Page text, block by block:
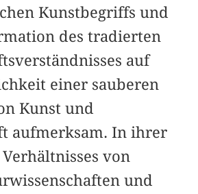
Kunstbegriffs und
des tradierten
auf
einer sauberen
Kunst und
aufmerksam. In ihrer
von
und